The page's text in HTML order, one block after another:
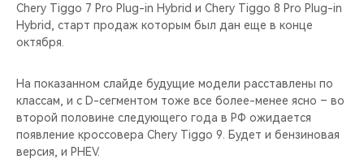
Chery Tiggo 7 Pro Plug-in Hybrid и Chery Tiggo 8 Pro Plug-in
Hybrid, старт продаж которым был дан еще в конце
октября.
На показанном слайде будущие модели расставлены по
классам, и с D-сегментом тоже все более-менее ясно – во
второй половине следующего года в РФ ожидается
появление кроссовера Chery Tiggo 9. Будет и бензиновая
версия, и PHEV.